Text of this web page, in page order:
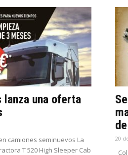
lanza una oferta
camiones seminuevos La
T 520 High Sleeper Cab
20